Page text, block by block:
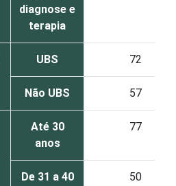
diagnose e
terapia
UBS 72
Não UBS 57
Até 30
anos
77
De 31 a 40
50